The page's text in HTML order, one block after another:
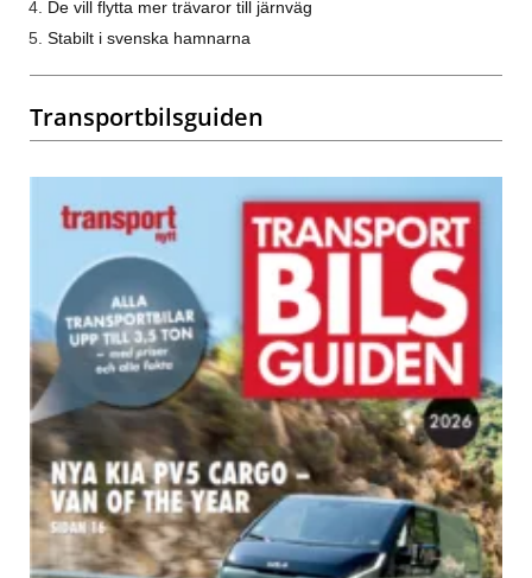
De vill flytta mer trävaror till järnväg
Stabilt i svenska hamnarna
Transportbilsguiden